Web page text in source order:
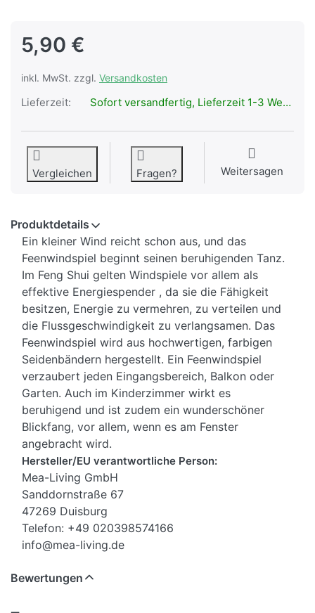
5,90 €
inkl. MwSt. zzgl. Versandkosten
Lieferzeit: Sofort versandfertig, Lieferzeit 1-3 Werktage.
Vergleichen Fragen? Weitersagen
Produktdetails
Ein kleiner Wind reicht schon aus, und das
Feenwindspiel beginnt seinen beruhigenden Tanz.
Im Feng Shui gelten Windspiele vor allem als
effektive Energiespender , da sie die Fähigkeit
besitzen, Energie zu vermehren, zu verteilen und
die Flussgeschwindigkeit zu verlangsamen. Das
Feenwindspiel wird aus hochwertigen, farbigen
Seidenbändern hergestellt. Ein Feenwindspiel
verzaubert jeden Eingangsbereich, Balkon oder
Garten. Auch im Kinderzimmer wirkt es
beruhigend und ist zudem ein wunderschöner
Blickfang, vor allem, wenn es am Fenster
angebracht wird.
Hersteller/EU verantwortliche Person:
Mea-Living GmbH
Sanddornstraße 67
47269 Duisburg
Telefon: +49 020398574166
info@mea-living.de
Bewertungen